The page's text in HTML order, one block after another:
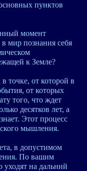
пунктов
момент
мир познания себя
к Земле?
точке, от которой в
от которых
того, что ждет
десятков лет, а
Этот процесс
мышления.
в допустимом
По вашим
на дальний